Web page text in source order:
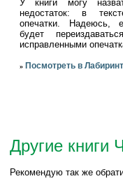
У книги могу
недостаток: в
опечатки. Надеюсь,
будет
исправленными
» Посмотреть в
Другие книги
Рекомендую так же